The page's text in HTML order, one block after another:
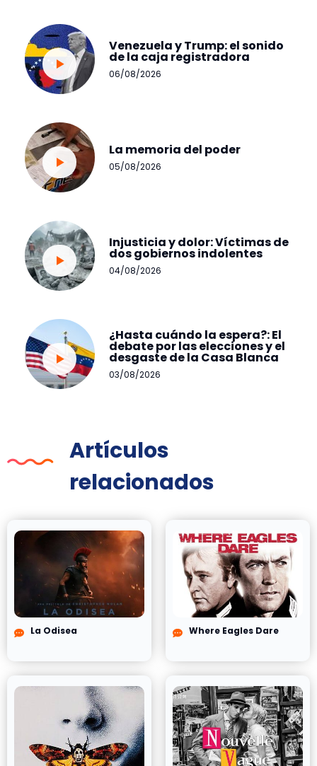
Venezuela y Trump: el sonido
de la caja registradora
06/08/2026
La memoria del poder
05/08/2026
Injusticia y dolor: Víctimas de
dos gobiernos indolentes
04/08/2026
¿Hasta cuándo la espera?: El
debate por las elecciones y el
desgaste de la Casa Blanca
03/08/2026
Artículos
relacionados
La Odisea Where Eagles Dare